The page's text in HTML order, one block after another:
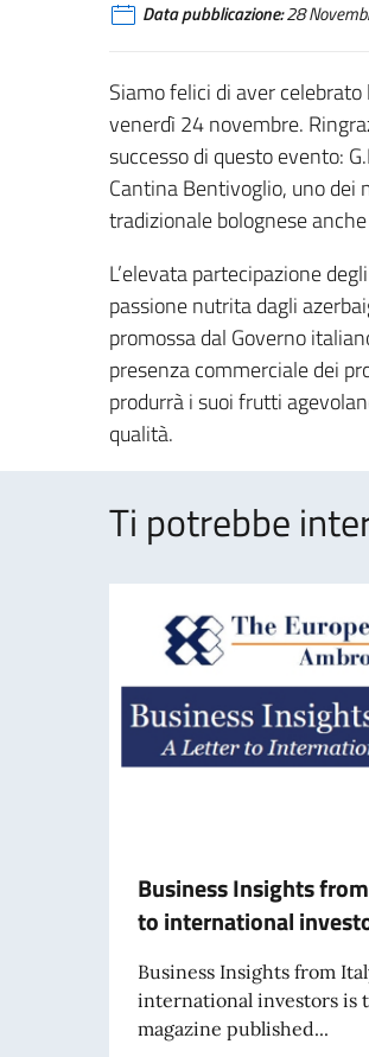
Data pubblicazione:28
Siamo felici di aver
venerdì 24 novembre.
successo di questo evento:
Cantina Bentivoglio, uno dei
tradizionale bolognese
L’elevata partecipazione
passione nutrita dagli
promossa dal Governo
presenza commerciale dei
produrrà i suoi frutti
qualità.
Ti potrebbe
Business Insights
to international
Business Insights from
international investors is
magazine published...